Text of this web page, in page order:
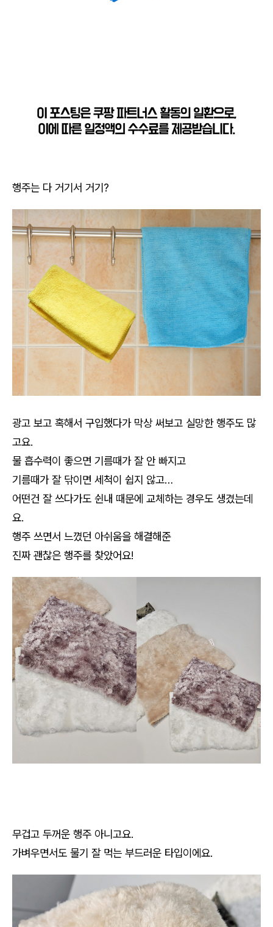
행주는 다 거기서 거기?
광고 보고 혹해서 구입했다가 막상 써보고 실망한 행주도 많
고요.
물 흡수력이 좋으면 기름때가 잘 안 빠지고
기름때가 잘 닦이면 세척이 쉽지 않고…
어떤건 잘 쓰다가도 쉰내 때문에 교체하는 경우도 생겼는데
요.
행주 쓰면서 느꼈던 아쉬움을 해결해준
진짜 괜찮은 행주를 찾았어요!
무겁고 두꺼운 행주 아니고요.
가벼우면서도 물기 잘 먹는 부드러운 타입이에요.